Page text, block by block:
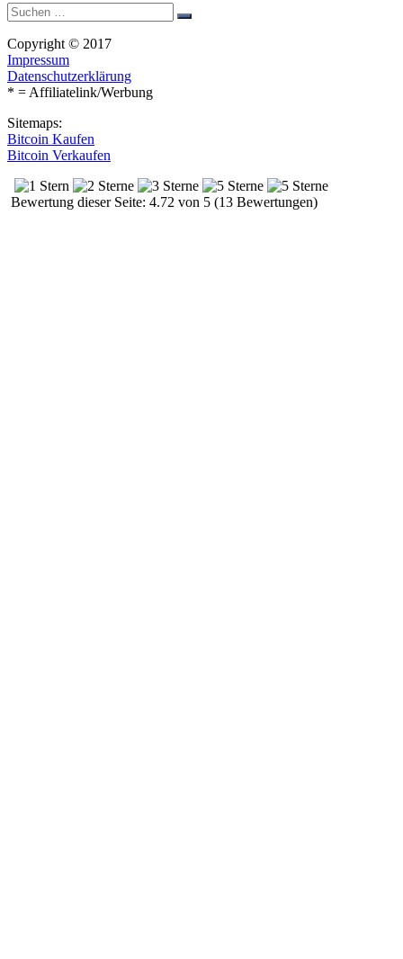
Suche
nach:
Suchen
Copyright © 2017
Impressum
Datenschutzerklärung
* = Affiliatelink/Werbung
Sitemaps:
Bitcoin Kaufen
Bitcoin Verkaufen
Bewertung dieser Seite: 4.72 von 5 (13 Bewertungen)